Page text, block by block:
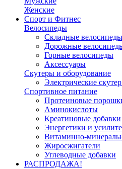
Женские
Спорт и Фитнес
Велосипеды
Складные велосипеды
Дорожные
Горные велосипеды
Аксессуары
Скутеры и оборудование
Электрические
Спортивное питание
Протеиновые
Аминокислоты
Креатиновые добавки
Энергетики и
Витаминно-
Жиросжигатели
Углеводные добавки
РАСПРОДАЖА!